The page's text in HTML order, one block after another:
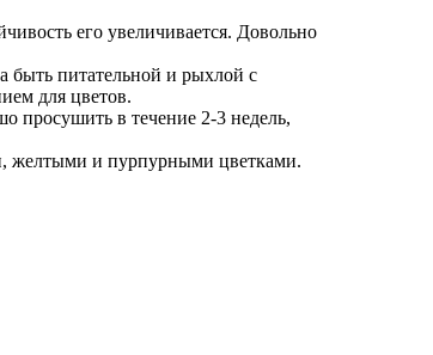
его увеличивается. Довольно
быть питательной и рыхлой с
для цветов.
просушить в течение 2-3 недель,
желтыми и пурпурными цветками.